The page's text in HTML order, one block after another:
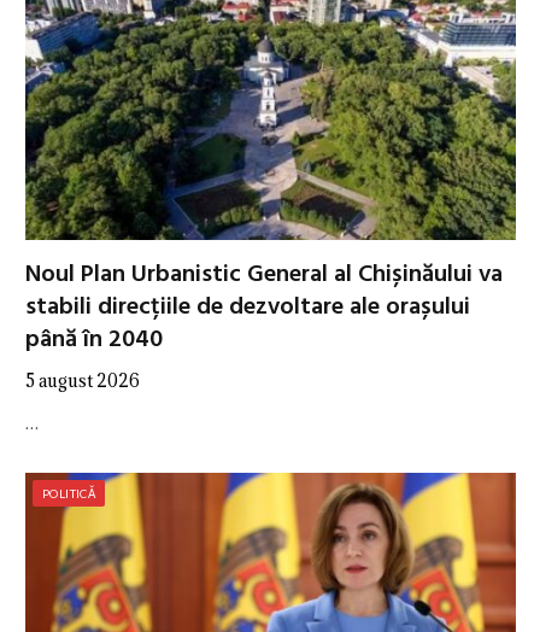
Noul Plan Urbanistic General al Chișinăului va
stabili direcțiile de dezvoltare ale orașului
până în 2040
5 august 2026
…
POLITICĂ